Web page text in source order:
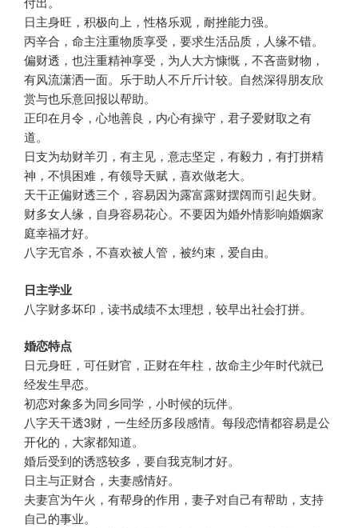
日主身旺，积极向上，性格乐观，耐挫能力强。
丙辛合，命主注重物质享受，要求生活品质，人缘不错。
偏财透，也注重精神享受，为人大方慷慨，不吝啬财物，
有风流潇洒一面。乐于助人不斤斤计较。自然深得朋友欣
赏与也乐意回报以帮助。
正印在月令，心地善良，内心有操守，君子爱财取之有
道。
日支为劫财羊刃，有主见，意志坚定，有毅力，有打拼精
神，不惧困难，有领导天赋，喜欢做老大。
天干正偏财透三个，容易因为露富露财摆阔而引起失财。
财多女人缘，自身容易花心。不要因为婚外情影响婚姻家
庭幸福才好。
八字无官杀，不喜欢被人管，被约束，爱自由。
日主学业
八字财多坏印，读书成绩不太理想，较早出社会打拼。
婚恋特点
日元身旺，可任财官，正财在年柱，故命主少年时代就已
经发生早恋。
初恋对象多为同乡同学，小时候的玩伴。
八字天干透3财，一生经历多段感情。每段恋情都容易是公
开化的，大家都知道。
婚后受到的诱惑较多，要自我克制才好。
日主与正财合，夫妻感情好。
夫妻宫为午火，有帮身的作用，妻子对自己有帮助，支持
自己的事业。